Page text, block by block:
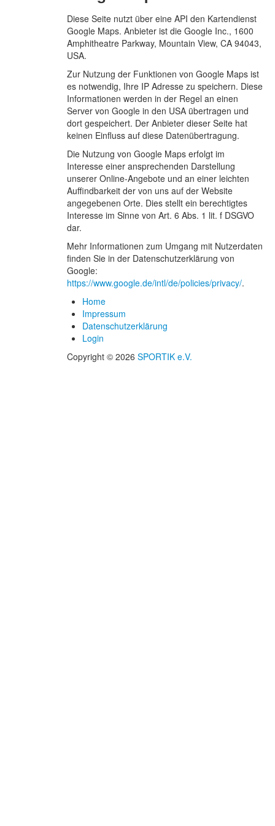
Diese Seite nutzt über eine API den Kartendienst
Google Maps. Anbieter ist die Google Inc., 1600
Amphitheatre Parkway, Mountain View, CA 94043,
USA.
Zur Nutzung der Funktionen von Google Maps ist
es notwendig, Ihre IP Adresse zu speichern. Diese
Informationen werden in der Regel an einen
Server von Google in den USA übertragen und
dort gespeichert. Der Anbieter dieser Seite hat
keinen Einfluss auf diese Datenübertragung.
Die Nutzung von Google Maps erfolgt im
Interesse einer ansprechenden Darstellung
unserer Online-Angebote und an einer leichten
Auffindbarkeit der von uns auf der Website
angegebenen Orte. Dies stellt ein berechtigtes
Interesse im Sinne von Art. 6 Abs. 1 lit. f DSGVO
dar.
Mehr Informationen zum Umgang mit Nutzerdaten
finden Sie in der Datenschutzerklärung von
Google:
https://www.google.de/intl/de/policies/privacy/.
Home
Impressum
Datenschutzerklärung
Login
Copyright © 2026 SPORTIK e.V.